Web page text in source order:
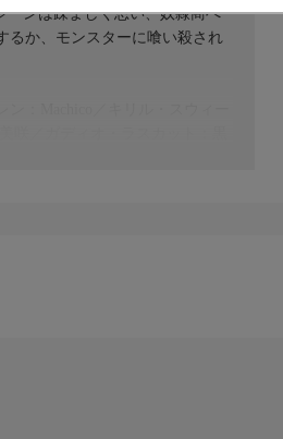
ーンは疎ましく思い、奴隷商へ
るか、モンスターに喰い殺され
咲／ガディオ・ラスカット：黒